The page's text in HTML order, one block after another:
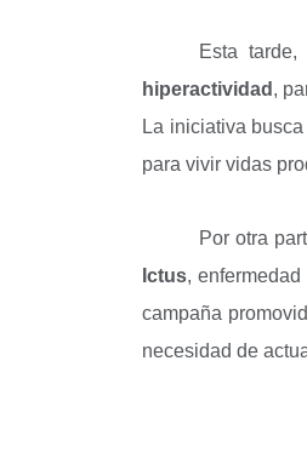
Esta
hiperactividad ,
La iniciativa
para vivir vidas
Por otra
Ictus,
campaña
necesidad de